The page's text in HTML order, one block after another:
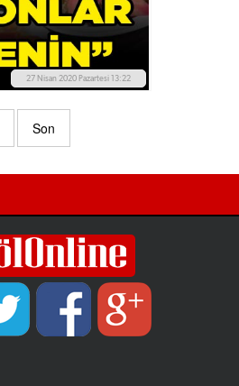
27 Nisan 2020 Pazartesi 13:22
Son